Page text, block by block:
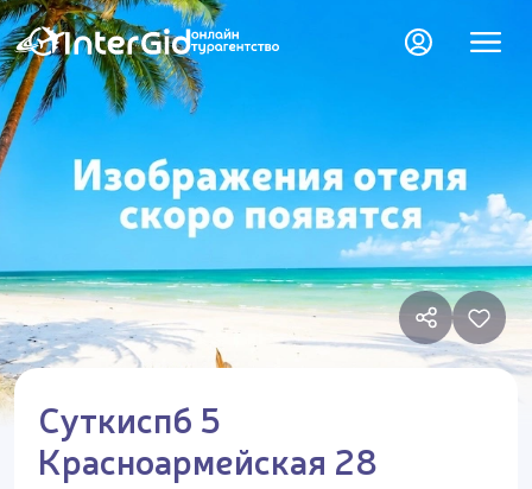
Суткиспб 5
Красноармейская 28